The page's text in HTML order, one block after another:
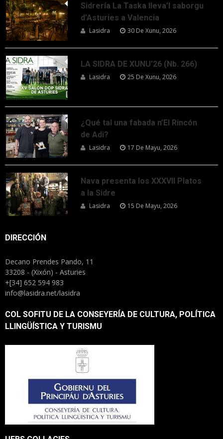
Sidrería La Taska lleva’l saborgu
d’Asturies a Valencia
Lasidra 30 De Xunu, 2026
LA SIDRA DE XUNU’26 (Nb. 266)
Lasidra 25 De Xunu, 2026
¿Qué tal una fabada n’El Rincón
de Adi?
Lasidra 17 De Mayu, 2026
Nava presenta los XXXVII Platos
a la Sidre
Lasidra 15 De Mayu, 2026
DIRECCIÓN
Decano Prendes Pando, 11
33208 - (Xixón) - Asturies
+[34] 652 594 983
info@lasidra.net/lasidra
COL SOFITU DE LA CONSEYERÍA DE CULTURA, POLÍTICA
LLINGÜÍSTICA Y TURISMU